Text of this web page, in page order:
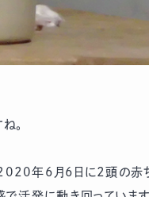
。
年6月6日に2頭の赤